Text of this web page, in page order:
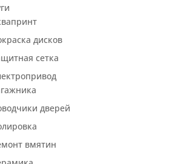
дисков
сетка
дверей
вмятин